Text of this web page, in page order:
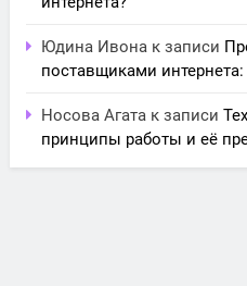
Юдина Ивона к записи
поставщиками интернета:
Носова Агата к записи
принципы работы и её